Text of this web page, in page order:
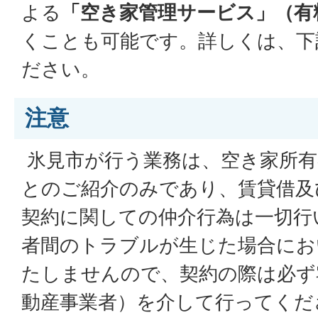
よる
「空き家管理サービス」（
くことも可能です。詳しくは、
ださい。
注意
氷見市が行う業務は、空き家所
とのご紹介のみであり、賃貸借
契約に関しての仲介行為は一切
者間のトラブルが生じた場合に
たしませんので、契約の際は必
動産事業者）を介して行ってく